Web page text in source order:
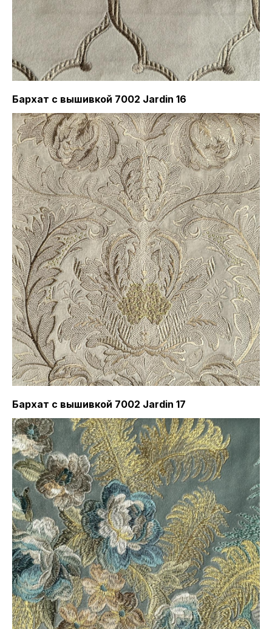
Бархат с вышивкой 7002 Jardin 16
Бархат с вышивкой 7002 Jardin 17